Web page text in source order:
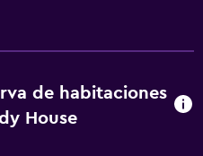
de habitaciones
House